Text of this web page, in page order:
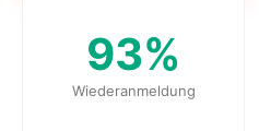
93%
Wiederanmeldung